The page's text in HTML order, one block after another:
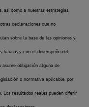
así como a nuestras estrategias,
declaraciones que no
sobre la base de las opiniones y
futuros y con el desempeño del
obligación alguna de
o normativa aplicable, por
Los resultados reales pueden diferir